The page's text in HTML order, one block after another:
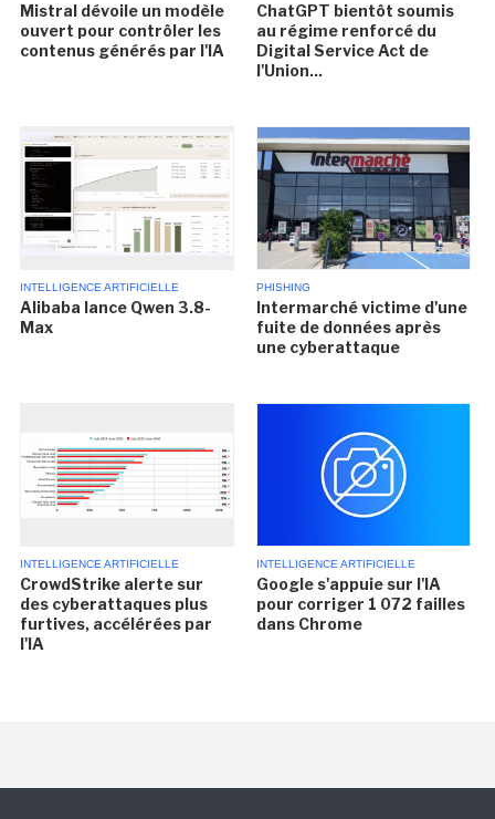
Mistral dévoile un modèle
ouvert pour contrôler les
contenus générés par l'IA
ChatGPT bientôt soumis
au régime renforcé du
Digital Service Act de
l'Union...
INTELLIGENCE ARTIFICIELLE
Alibaba lance Qwen 3.8-
Max
PHISHING
Intermarché victime d'une
fuite de données après
une cyberattaque
INTELLIGENCE ARTIFICIELLE
CrowdStrike alerte sur
des cyberattaques plus
furtives, accélérées par
l'IA
INTELLIGENCE ARTIFICIELLE
Google s'appuie sur l'IA
pour corriger 1 072 failles
dans Chrome